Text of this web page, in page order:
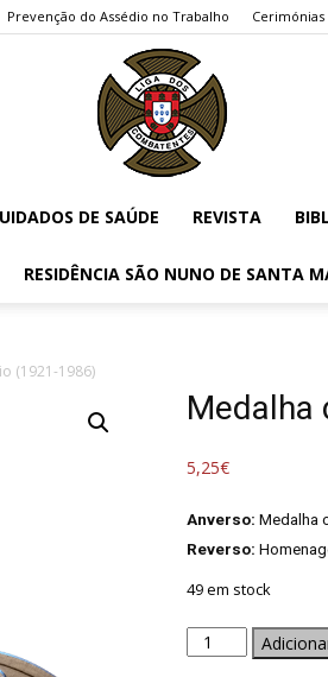
Prevenção do Assédio no Trabalho Cerimónias
DE SAÚDE REVISTA
RESIDÊNCIA SÃO NUNO DE SANTA
(1921-1986)
Medalha
5,25€
Anverso: Medalha
Reverso:
49 em stock
Quantidade
de